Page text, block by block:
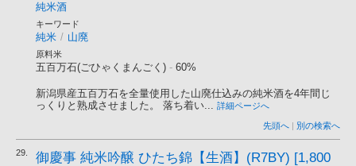
純米酒
キーワード
純米 / 山廃
原料米
五百万石(ごひゃくまんごく) - 60%
新潟県産五百万石を全量使用した山廃仕込みの純米酒を4年間じ
っくりと熟成させました。 落ち着い... 詳細ページへ
先頭へ | 別の検索へ
29.
御慶事 純米吟醸 ひたち錦【生酒】(R7BY) [1,800